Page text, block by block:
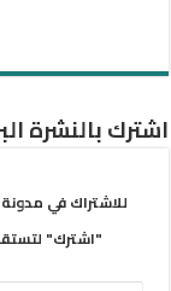
اشترك بالنشرة
للاشتراك في
"اشترك"